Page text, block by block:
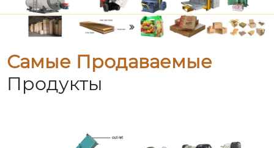
Самые Продаваемые
Продукты